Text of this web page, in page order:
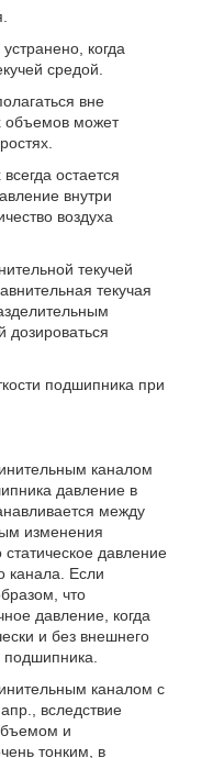
когда
средой.
вне
объемов может
остается
внутри
воздуха
текучей
текучая
дозироваться
подшипника при
каналом
давление в
между
изменения
давление
канала. Если
что
давление, когда
и без внешнего
каналом с
вследствие
и
тонким, в